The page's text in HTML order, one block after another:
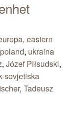
, eastern
poland, ukraina
, Józef Piłsudski,
sovjetiska
, Tadeusz